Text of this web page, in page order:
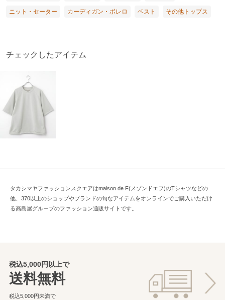
ニット・セーター カーディガン・ボレロ ベスト その他トップス
チェックしたアイテム
タカシマヤファッションスクエアはmaison de F(メゾンドエフ)のTシャツなどの
他、370以上のショップやブランドの旬なアイテムをオンラインでご購入いただけ
る高島屋グループのファッション通販サイトです。
税込5,000円以上で
送料無料
税込5,000円未満で